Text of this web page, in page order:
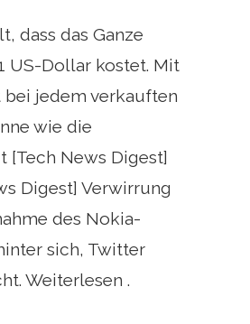
dass das Ganze
US-Dollar kostet. Mit
jedem verkauften
wie die
[Tech News Digest]
Digest] Verwirrung
des Nokia-
sich, Twitter
Weiterlesen .